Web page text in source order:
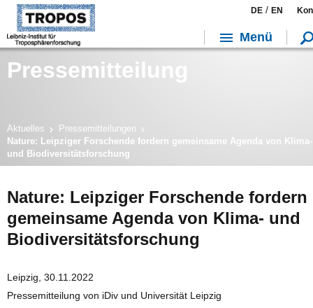
Pressemitteilung
Aktuelles
Pressemitteilungen
Nature: Leipziger Forschende fordern gemeinsame Agenda von Klima-
und Biodiversitätsforschung
Nature: Leipziger Forschende fordern
gemeinsame Agenda von Klima- und
Biodiversitätsforschung
Leipzig, 30.11.2022
Pressemitteilung von iDiv und Universität Leipzig
DE / EN
Menü